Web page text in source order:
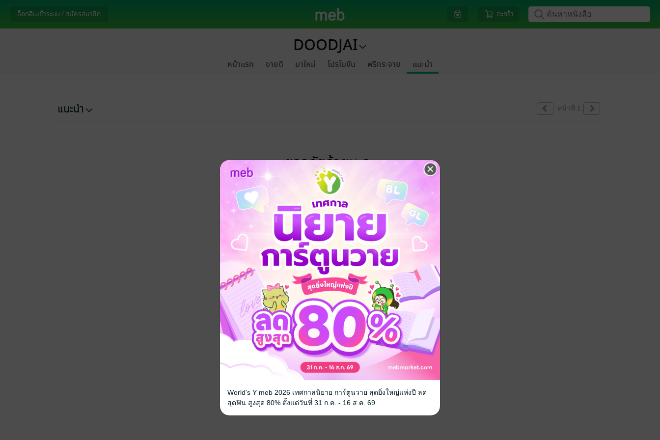
ล็อกอินเข้าระบบ / สมัครสมาชิก ตะกร้า
DOODJAI
หน้าแรก ขายดี มาใหม่ โปรโมชัน ฟรีกระจาย แนะนำ
แนะนำ หน้าที่ 1
ขออภัยด้วยนะคะ
ไม่พบข้อมูลในหัวข้อที่คุณกำลังชมค่ะ
World's Y meb 2026 เทศกาลนิยาย การ์ตูนวาย สุดยิ่งใหญ่แห่งปี ลด
สุดฟิน สูงสุด 80% ตั้งแต่วันที่ 31 ก.ค. - 16 ส.ค. 69